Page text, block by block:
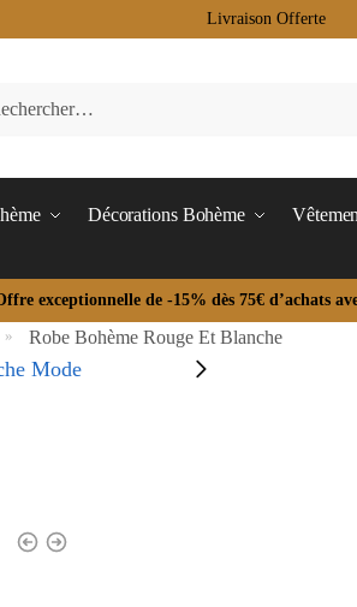
Livraison Offerte
Décorations Bohème
exceptionnelle de -15% dès 75€ d’achats
» Robe Bohème Rouge Et Blanche